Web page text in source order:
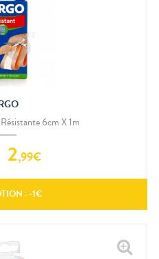
6cm X 1m
2,99€
: -1€